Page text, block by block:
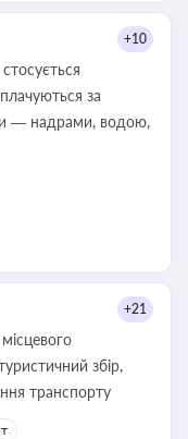
+10
за
— надрами, водою,
+21
збір,
плату за земельні ділянки, за паркування транспорту